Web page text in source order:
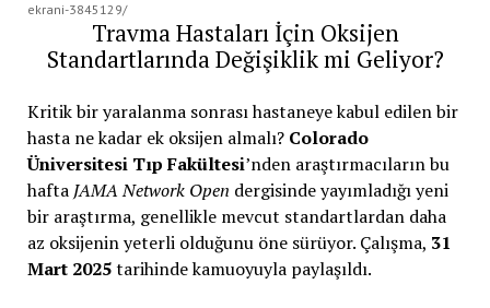
ekrani-3845129/
Travma Hastaları İçin Oksijen
Standartlarında Değişiklik mi Geliyor?
Kritik bir yaralanma sonrası hastaneye kabul edilen bir
hasta ne kadar ek oksijen almalı? Colorado
Üniversitesi Tıp Fakültesi’nden araştırmacıların bu
haftaJAMA Network Open dergisinde yayımladığı yeni
bir araştırma, genellikle mevcut standartlardan daha
az oksijenin yeterli olduğunu öne sürüyor. Çalışma, 31
Mart 2025tarihinde kamuoyuyla paylaşıldı.